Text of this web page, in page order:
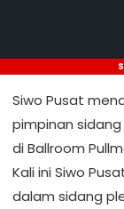
Siwo Pusat
pimpinan sidang
di Ballroom
Kali ini Siwo
dalam sidang